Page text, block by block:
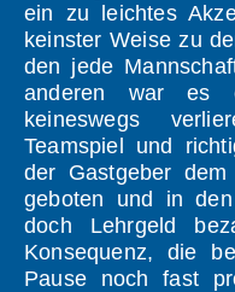
ein zu leichtes
keinster Weise zu
den jede
anderen war es
keineswegs
Teamspiel und
der Gastgeber dem
geboten und in
doch Lehrgeld
Konsequenz, die
Pause noch fast